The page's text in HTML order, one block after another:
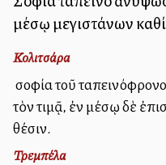
μέσῳ μεγιστάνων
Κολιτσάρα
Ἡ σοφία τοῦ
τὸν τιμᾷ, ἐν μέσῳ δὲ
θέσιν.
Τρεμπέλα